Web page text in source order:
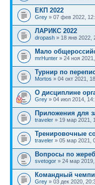
ЕКП 2022
Grey » 07 фев 2022,
ЛАРИКС 2022
dropash » 18 янв 2022,
Мало
mrHunter » 24 ноя
Турнир по
Mortos » 04 окт 2021,
О дисциплине
Grey » 04 июл 2014,
Приложения для
traveler » 19 мар 2021,
Тренировочные
traveler » 05 мар 2021,
Вопросы по
svetogor » 24 мар
Командный
Grey » 03 дек 2020,